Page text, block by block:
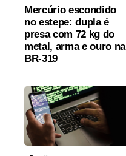
Mercúrio escondido
no estepe: dupla é
presa com 72 kg do
metal, arma e ouro na
BR-319